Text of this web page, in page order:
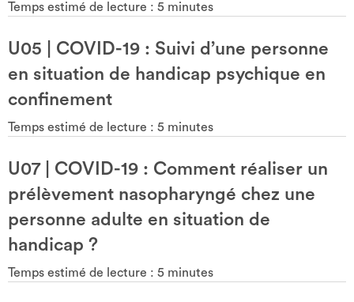
Temps estimé de lecture : 5 minutes
U05
COVID-19 : Suivi d’une personne
en situation de handicap psychique en
confinement
Temps estimé de lecture : 5 minutes
U07
COVID-19 : Comment réaliser un
prélèvement nasopharyngé chez une
personne adulte en situation de
handicap ?
Temps estimé de lecture : 5 minutes